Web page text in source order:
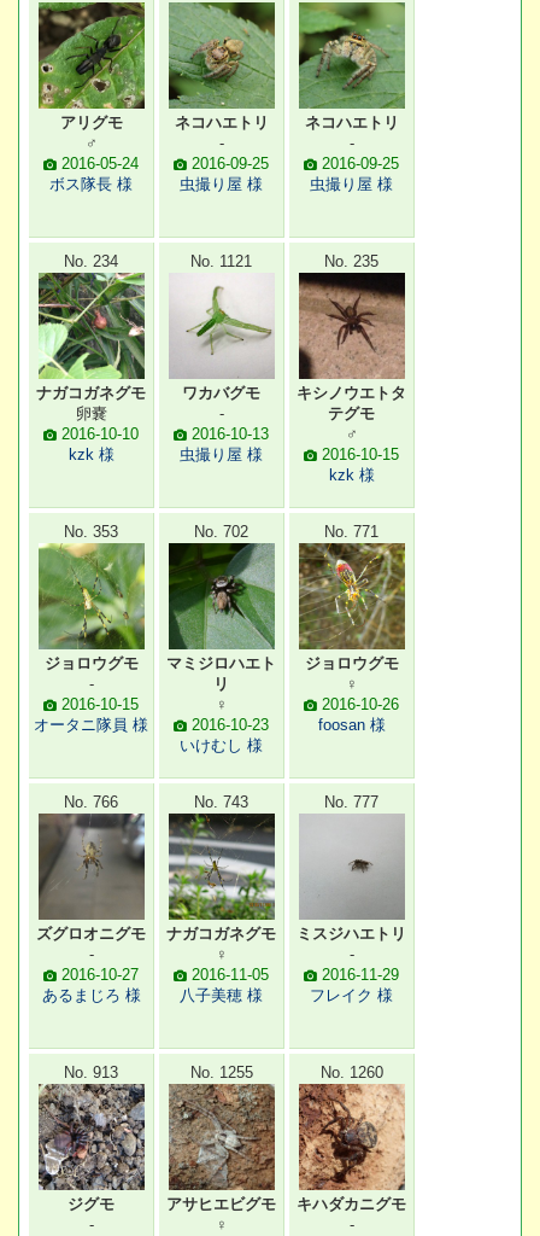
アリグモ
♂
2016-05-24
ボス隊長 様
ネコハエトリ
-
2016-09-25
虫撮り屋 様
ネコハエトリ
-
2016-09-25
虫撮り屋 様
No. 234
ナガコガネグモ
卵嚢
2016-10-10
kzk 様
No. 1121
ワカバグモ
-
2016-10-13
虫撮り屋 様
No. 235
キシノウエトタ
テグモ
♂
2016-10-15
kzk 様
No. 353
ジョロウグモ
-
2016-10-15
オータニ隊員 様
No. 702
マミジロハエト
リ
♀
2016-10-23
いけむし 様
No. 771
ジョロウグモ
♀
2016-10-26
foosan 様
No. 766
ズグロオニグモ
-
2016-10-27
あるまじろ 様
No. 743
ナガコガネグモ
♀
2016-11-05
八子美穂 様
No. 777
ミスジハエトリ
-
2016-11-29
フレイク 様
No. 913
ジグモ
-
No. 1255
アサヒエビグモ
♀
No. 1260
キハダカニグモ
-